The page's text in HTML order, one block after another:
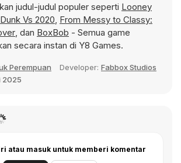
judul-judul populer seperti Looney
Dunk Vs 2020, From Messy to Classy:
, dan BoxBob - Semua game
secara instan di Y8 Games.
Perempuan Developer: Fabbox Studios
2025
atau masuk untuk memberi komentar